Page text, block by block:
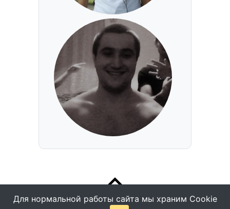
Для нормальной работы сайта мы храним Cookie